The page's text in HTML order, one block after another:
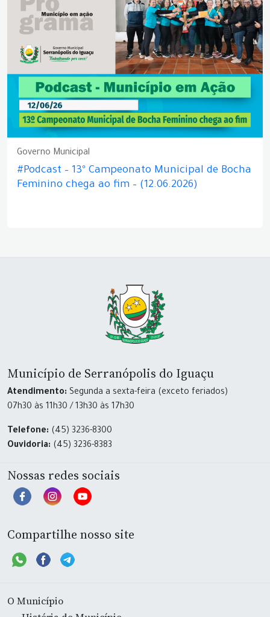
Governo Municipal
#Podcast – 13º Campeonato Municipal de Bocha
Feminino chega ao fim – (12.06.2026)
Município de Serranópolis do Iguaçu
Atendimento: Segunda a sexta-feira (exceto feriados)
07h30 às 11h30 / 13h30 às 17h30
Telefone: (45) 3236-8300
Ouvidoria: (45) 3236-8383
Nossas redes sociais
Compartilhe nosso site
O Município